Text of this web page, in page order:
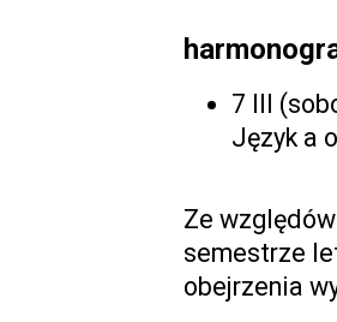
7 III
Język a
Ze
semestrze
obejrzenia